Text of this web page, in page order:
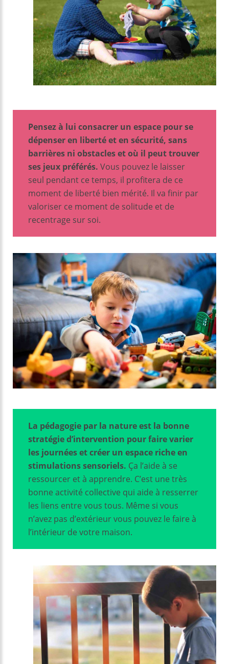
Pensez à lui consacrer un espace pour se
dépenser en liberté et en sécurité, sans
barrières ni obstacles et où il peut trouver
ses jeux préférés. Vous pouvez le laisser
seul pendant ce temps, il profitera de ce
moment de liberté bien mérité. Il va finir par
valoriser ce moment de solitude et de
recentrage sur soi.
La pédagogie par la nature est la bonne
stratégie d’intervention pour faire varier
les journées et créer un espace riche en
stimulations sensoriels. Ça l’aide à se
ressourcer et à apprendre. C’est une très
bonne activité collective qui aide à resserrer
les liens entre vous tous. Même si vous
n’avez pas d’extérieur vous pouvez le faire à
l’intérieur de votre maison.